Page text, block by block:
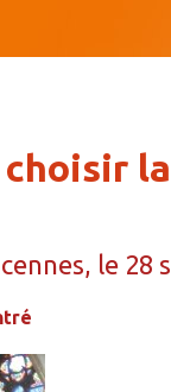
choisir
le 28